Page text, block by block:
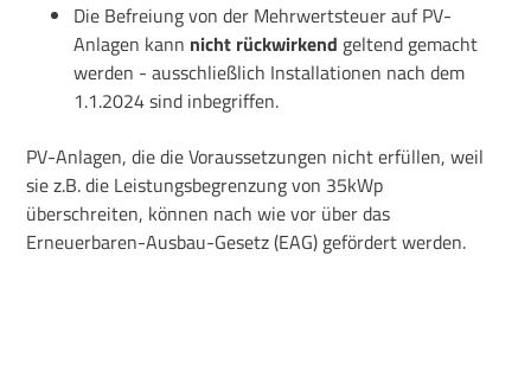
Die Befreiung von der Mehrwertsteuer auf PV-
Anlagen kann nicht rückwirkend geltend gemacht
werden - ausschließlich Installationen nach dem
1.1.2024 sind inbegriffen.
PV-Anlagen, die die Voraussetzungen nicht erfüllen, weil
sie z.B. die Leistungsbegrenzung von 35kWp
überschreiten, können nach wie vor über das
Erneuerbaren-Ausbau-Gesetz (EAG) gefördert werden.